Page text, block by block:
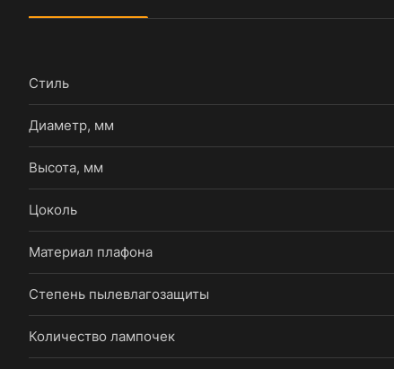
Стиль
Диаметр, мм
Высота, мм
Цоколь
Материал плафона
Степень пылевлагозащиты
Количество лампочек